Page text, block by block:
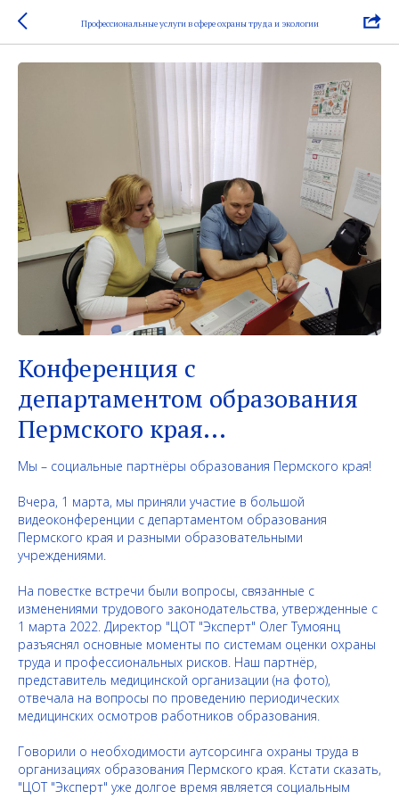
Профессиональные услуги в сфере охраны труда и экологии
Конференция с
департаментом образования
Пермского края...
Мы – социальные партнёры образования Пермского края!
Вчера, 1 марта, мы приняли участие в большой
видеоконференции с департаментом образования
Пермского края и разными образовательными
учреждениями.
На повестке встречи были вопросы, связанные с
изменениями трудового законодательства, утвержденные с
1 марта 2022. Директор "ЦОТ "Эксперт" Олег Тумоянц
разъяснял основные моменты по системам оценки охраны
труда и профессиональных рисков. Наш партнёр,
представитель медицинской организации (на фото),
отвечала на вопросы по проведению периодических
медицинских осмотров работников образования.
Говорили о необходимости аутсорсинга охраны труда в
организациях образования Пермского края. Кстати сказать,
"ЦОТ "Эксперт" уже долгое время является социальным